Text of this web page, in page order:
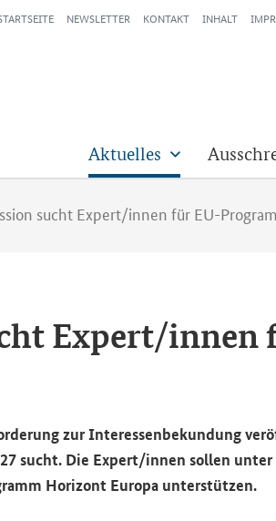
NEWSLETTER KONTAKT INHALT
Aktuelles
sucht Expert/innen für EU-
Ex­pert/innen
zur In­ter­es­sen­be­kun­dung
sucht. Die Ex­pert/innen sol­len
Ho­ri­zont Eu­ro­pa un­ter­stüt­zen.